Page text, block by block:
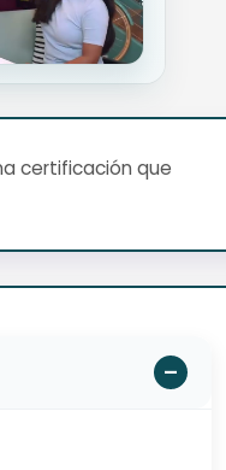
certificación que